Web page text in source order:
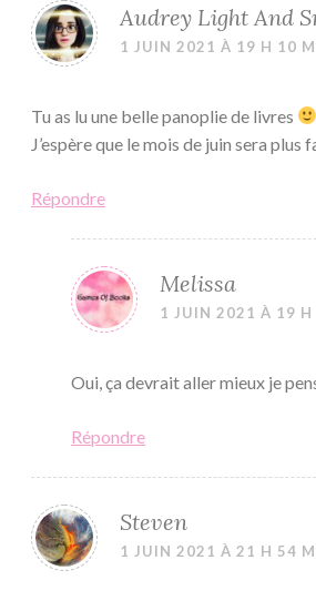
Audrey Light And
1 JUIN 2021 À 19 H 10
Tu as lu une belle panoplie de livres
J’espère que le mois de juin sera plus
Répondre
Melissa
1 JUIN 2021 À 19 H
Oui, ça devrait aller mieux je
Répondre
Steven
1 JUIN 2021 À 21 H 54